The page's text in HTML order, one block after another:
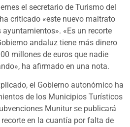
el secretario de Turismo del
criticado «este nuevo maltrato
«Es un recorte
andaluz tiene más dinero
millones de euros que nadie
ha afirmado en una nota.
el Gobierno autonómico ha
de los Municipios Turísticos
Munitur se publicará
en la cuantía por falta de